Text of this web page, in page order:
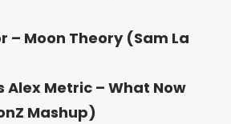
– Moon Theory (Sam La
Alex Metric – What Now
Mashup)